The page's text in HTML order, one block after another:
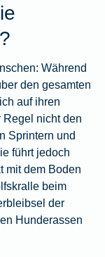
Während
den gesamten
auf ihren
Regel nicht den
Sprintern und
führt jedoch
mit dem Boden
beim
der
Hunderassen